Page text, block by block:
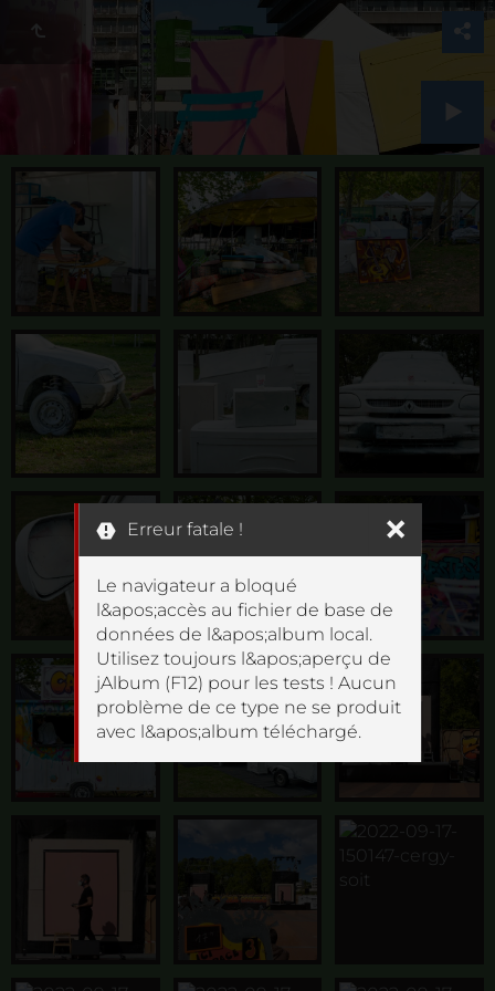
Erreur fatale !
Le navigateur a bloqué
l&apos;accès au fichier de base de
données de l&apos;album local.
Utilisez toujours l&apos;aperçu de
jAlbum (F12) pour les tests ! Aucun
problème de ce type ne se produit
avec l&apos;album téléchargé.